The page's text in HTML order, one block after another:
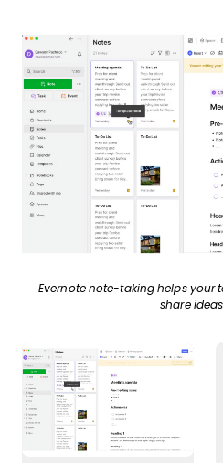
Evernote note-taking helps your
share